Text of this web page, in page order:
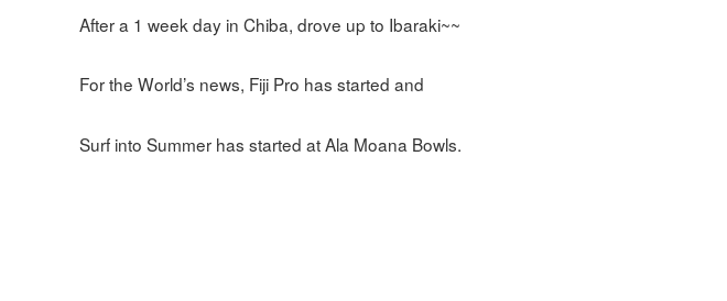
After a 1 week day in Chiba, drove up to Ibaraki~~
For the World’s news, Fiji Pro has started and
Surf into Summer has started at Ala Moana Bowls.